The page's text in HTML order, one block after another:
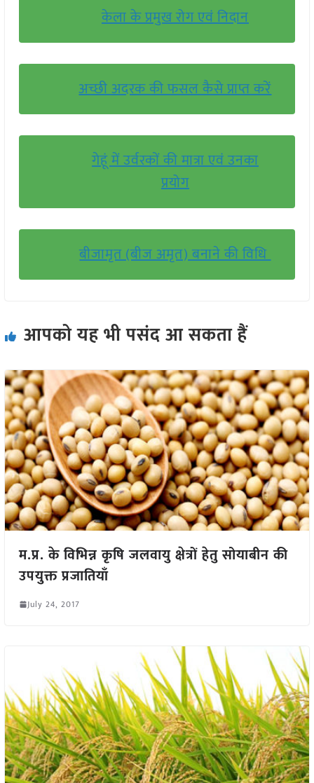
केला के प्रमुख रोग एवं निदान
अच्छी अदरक की फसल कैसे प्राप्त करें
गेहूं में उर्वरकों की मात्रा एवं उनका
प्रयोग
बीजामृत (बीज अमृत) बनाने की विधि
आपको यह भी पसंद आ सकता हैं
म.प्र. के विभिन्न कृषि जलवायु क्षेत्रों हेतु सोयाबीन की
उपयुक्त प्रजातियाँ
July 24, 2017